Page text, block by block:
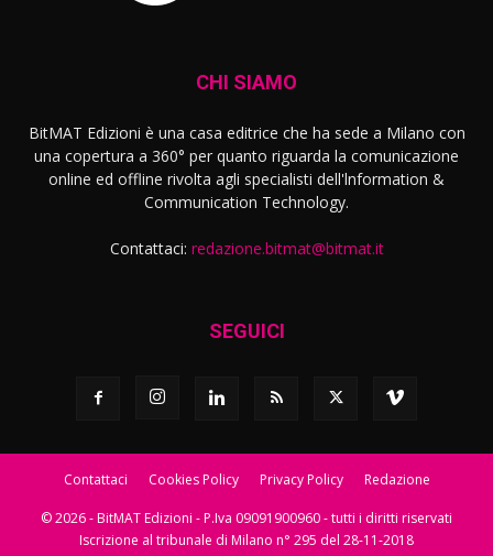
CHI SIAMO
BitMAT Edizioni è una casa editrice che ha sede a Milano con
una copertura a 360° per quanto riguarda la comunicazione
online ed offline rivolta agli specialisti dell'lnformation &
Communication Technology.
Contattaci: redazione.bitmat@bitmat.it
SEGUICI
Contattaci Cookies Policy Privacy Policy Redazione
© 2026 - BitMAT Edizioni - P.Iva 09091900960 - tutti i diritti riservati
Iscrizione al tribunale di Milano n° 295 del 28-11-2018